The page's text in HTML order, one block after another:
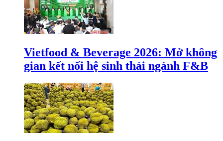
Vietfood & Beverage 2026: Mở không
gian kết nối hệ sinh thái ngành F&B